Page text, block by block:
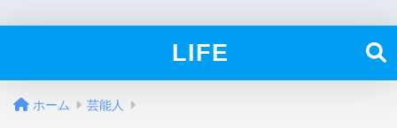
LIFE
ホーム 芸能人